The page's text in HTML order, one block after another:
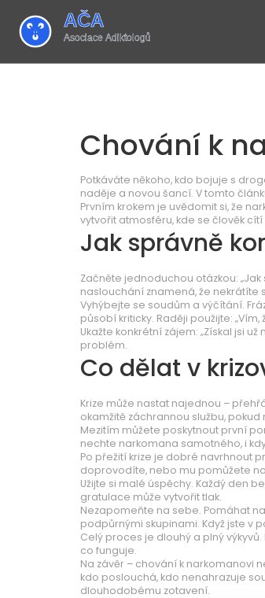
Chování k
Potkáváte někoho, kdo bojuje s
naděje a novou šancí. V tomto
Prvním krokem je uvědomit si, že
vytvořit atmosféru, kde se člověk
Jak správně
Začněte jednoduchou otázkou:
naslouchání znamená, že nekrátíte
Vyhýbejte se soudům a výčítání.
působí kriticky. Raději použijte:
Ukažte konkrétní zájem: „Získal jsi
problém.
Co dělat v
Krize může nastat najednou –
okamžitě záchrannou službu,
Mezitím můžete poskytnout první
nechte narkomana samotného, i
Po přežití krize je dobré navrhnout
doprovodíte, nebo mu pomůžete
Užijte si malé úspěchy. Každý den
gratulace může vytvořit tlak.
Nezapomeňte na sebe. Pomáhat
podpůrnými skupinami. Když jste v
Celý proces je dlouhý a plný
co funguje.
Na závěr – chování k narkomanovi
kdo poslouchá, kdo nenahrazuje
dlouhodobému zotavení.